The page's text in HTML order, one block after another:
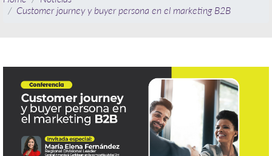
Customer journey y buyer persona en el marketing B2B